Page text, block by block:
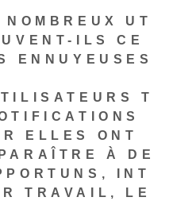
UT
ILS CE
ENNUYEUSES
T
ELLES ONT
À DE
INT
TRAVAIL, LE